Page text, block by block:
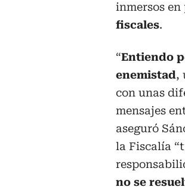
inmersos
fiscales.
“Entiendo
enemistad,
con unas
mensajes
aseguró
la Fiscalía
no se